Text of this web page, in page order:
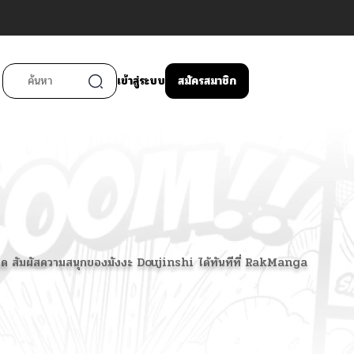
เข้าสู่ระบบ สมัครสมาชิก
สัมผัสความสนุกของมังงะ Doujinshi ได้ทันทีที่ RakManga